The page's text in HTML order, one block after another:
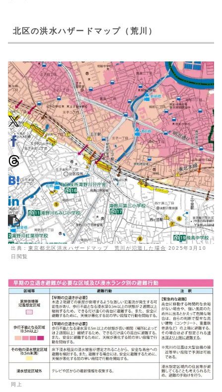
北区の洪水ハザードマップ（荒川）
出典： 東京都北区洪水ハザードマップ 荒川が氾濫した場合
2025年3月10
日閲覧
同上